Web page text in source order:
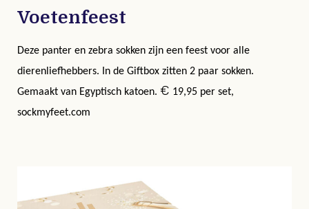
Voetenfeest
Deze panter en zebra sokken zijn een feest voor alle
dierenliefhebbers. In de Giftbox zitten 2 paar sokken.
Gemaakt van Egyptisch katoen. € 19,95 per set,
sockmyfeet.com